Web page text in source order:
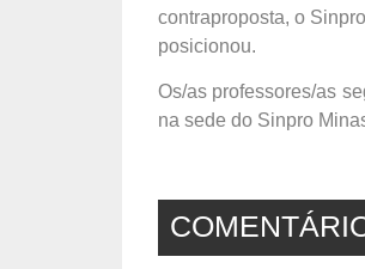
contraproposta, o
posicionou.
Os/as professores/as
na sede do Sinpro